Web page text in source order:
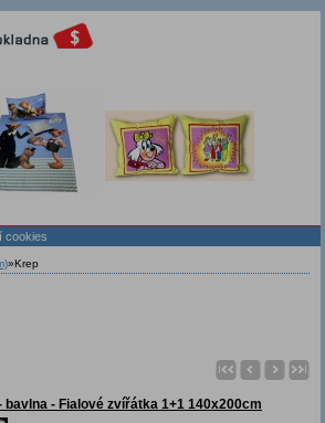
cookies
»Krep
bavlna - Fialové zvířátka 1+1 140x200cm